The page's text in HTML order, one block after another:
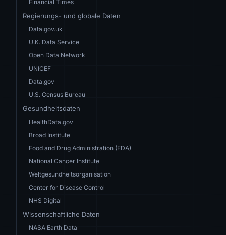
Financial Times
Regierungs- und globale Daten
Data.gov.uk
U.K. Data Service
Open Data Network
UNICEF
Data.gov
U.S. Census Bureau
Gesundheitsdaten
HealthData.gov
Broad Institute
Food and Drug Administration (FDA)
National Cancer Institute
Weltgesundheitsorganisation
Center for Disease Control
NHS Digital
Wissenschaftliche Daten
NASA Earth Data